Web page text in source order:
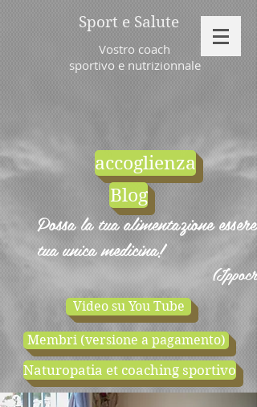
Sport e Salute
Vostro coach
sportivo e nutrizionnale
accoglienza
Blog
Possa la tua alimentazione essere
tua unica medicina!
Video su You Tube
Membri (versione a pagamento)
Naturopatia et coaching sportivo